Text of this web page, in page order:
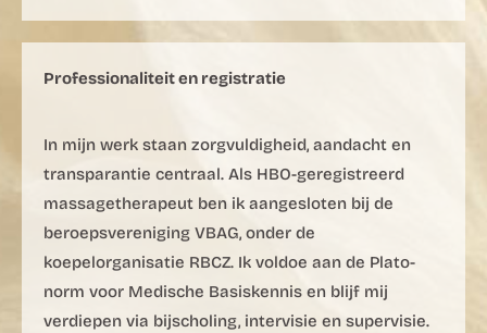
Professionaliteit en registratie
In mijn werk staan zorgvuldigheid, aandacht en
transparantie centraal. Als HBO-geregistreerd
massagetherapeut ben ik aangesloten bij de
beroepsvereniging VBAG, onder de
koepelorganisatie RBCZ. Ik voldoe aan de Plato-
norm voor Medische Basiskennis en blijf mij
verdiepen via bijscholing, intervisie en supervisie.